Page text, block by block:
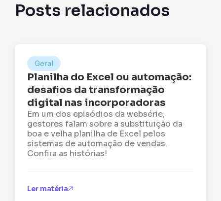
Posts relacionados
Geral
Planilha do Excel ou automação:
desafios da transformação
digital nas incorporadoras
Em um dos episódios da websérie,
gestores falam sobre a substituição da
boa e velha planilha de Excel pelos
sistemas de automação de vendas.
Confira as histórias!
Ler matéria